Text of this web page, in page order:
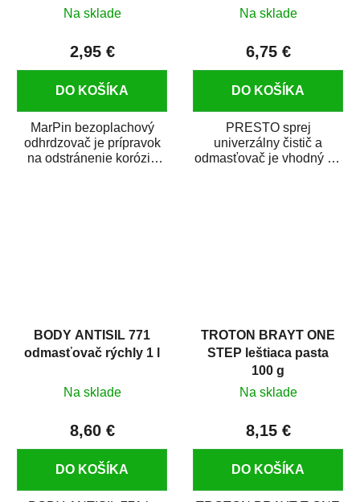
Na sklade
2,95 €
DO KOŠÍKA
MarPin bezoplachový
odhrdzovač je prípravok
na odstránenie korózie
Na sklade
6,75 €
DO KOŠÍKA
PRESTO sprej
univerzálny čistič a
odmasťovač je vhodný na
BODY ANTISIL 771
odmasťovač rýchly 1 l
Na sklade
8,60 €
DO KOŠÍKA
TROTON BRAYT ONE
STEP leštiaca pasta
100 g
Na sklade
8,15 €
DO KOŠÍKA